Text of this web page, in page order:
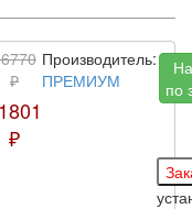
₽
₽
Производитель:
ПРЕМИУМ
по